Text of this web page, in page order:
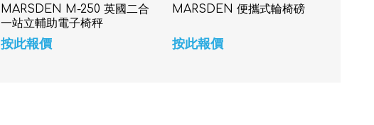
MARSDEN M-250 英國二合
一站立輔助電子椅秤
按此報價
MARSDEN 便攜式輪椅磅
按此報價